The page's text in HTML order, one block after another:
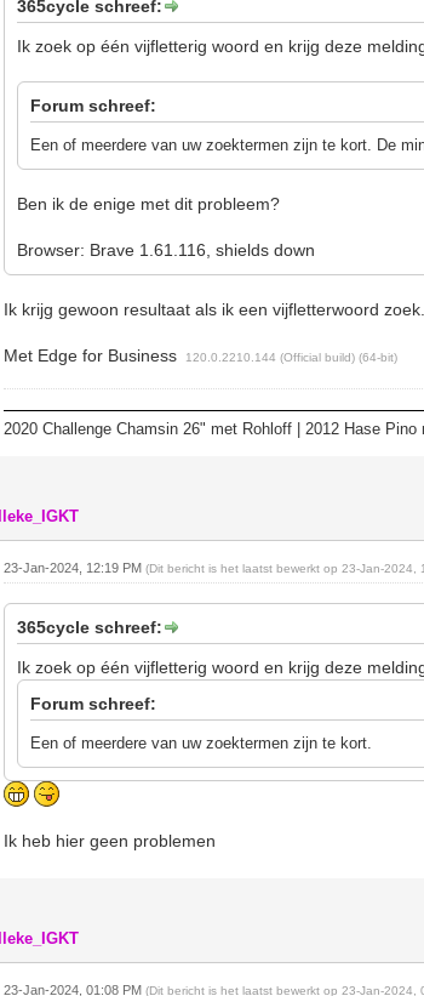
365cycle schreef:
Ik zoek op één vijfletterig woord en krijg deze
Forum schreef:
Een of meerdere van uw zoektermen zijn te kort. De
Ben ik de enige met dit probleem?
Browser: Brave 1.61.116, shields down
Ik krijg gewoon resultaat als ik een vijfletterwoord zoek.
Met Edge for Business 120.0.2210.144 (Official build) (64-bit)
2020 Challenge Chamsin 26" met Rohloff | 2012 Hase
23-Jan-2024, 12:19 PM(Dit bericht is het laatst bewerkt op 23-Jan-
365cycle schreef:
Ik zoek op één vijfletterig woord en krijg deze
Forum schreef:
Een of meerdere van uw zoektermen zijn te kort.
Ik heb hier geen problemen
23-Jan-2024, 01:08 PM(Dit bericht is het laatst bewerkt op 23-Jan-